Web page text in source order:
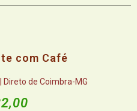
com Café
Direto de Coimbra-MG